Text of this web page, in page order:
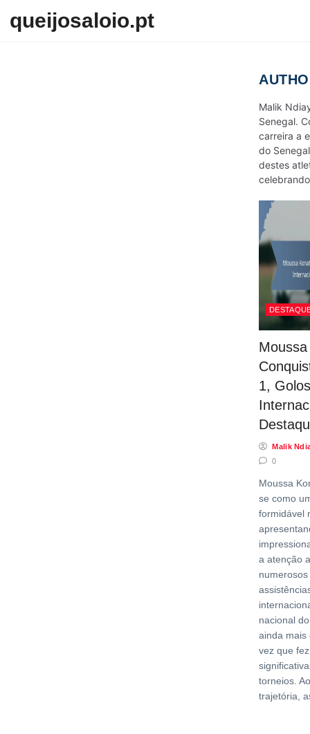
queijosaloio.pt
Malik
Senegal.
carreira a
do
destes
1, Golos
Malik
0
Moussa
se como
formidável
a atenção
nacional
ainda mais
vez que
torneios.
trajetória,